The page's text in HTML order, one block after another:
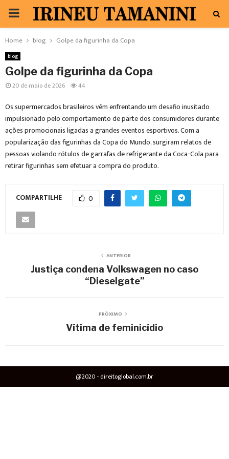
PRIMARY
MENU
Home blog Golpe da figurinha da Copa
blog
Golpe da figurinha da Copa
20 de maio de 2026 44
Os supermercados brasileiros vêm enfrentando um desafio inusitado
impulsionado pelo comportamento de parte dos consumidores durante
ações promocionais ligadas a grandes eventos esportivos. Com a
popularização das figurinhas da Copa do Mundo, surgiram relatos de
pessoas violando rótulos de garrafas de refrigerante da Coca-Cola para
retirar figurinhas sem efetuar a compra do produto.
COMPARTILHE 0
ANTERIOR
Justiça condena Volkswagen no caso
“Dieselgate”
PRÓXIMO
Vítima de feminicídio
@2020 - direitoglobal.com.br